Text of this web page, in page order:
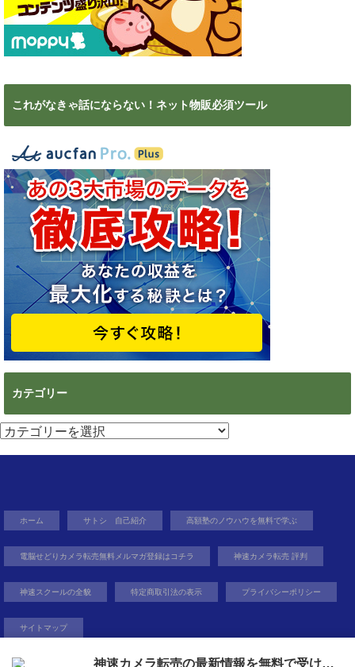
これがなきゃ話にならない！ネット物販必須ツール
カテゴリー
カ
ホーム サトシ 自己紹介 高額塾のノウハウを無料で学ぶ
電脳せどりカメラ転売無料メルマガ登録はコチラ 神速カメラ転売 評判
神速スクールの全貌 特定商取引法の表示 プライバシーポリシー
サイトマップ
神速カメラ転売の最新情報を無料で受け取ろう